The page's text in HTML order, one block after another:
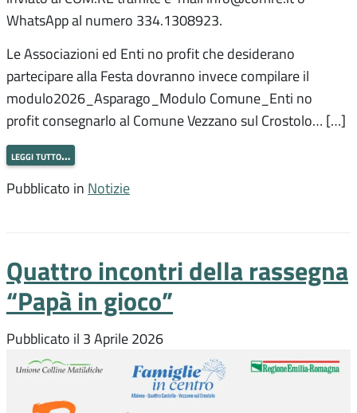
WhatsApp al numero 334.1308923.
Le Associazioni ed Enti no profit che desiderano
partecipare alla Festa dovranno invece compilare il
modulo2026_Asparago_Modulo Comune_Enti no
profit consegnarlo al Comune Vezzano sul Crostolo… […]
leggi tutto…
Pubblicato in Notizie
Quattro incontri della rassegna
“Papà in gioco”
Pubblicato il 3 Aprile 2026